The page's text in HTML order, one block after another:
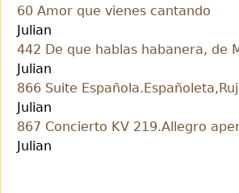
60 Amor que vienes cantando
Julian
442 De que hablas habanera, de
Julian
866 Suite
Julian
867 Concierto KV 219.Allegro
Julian